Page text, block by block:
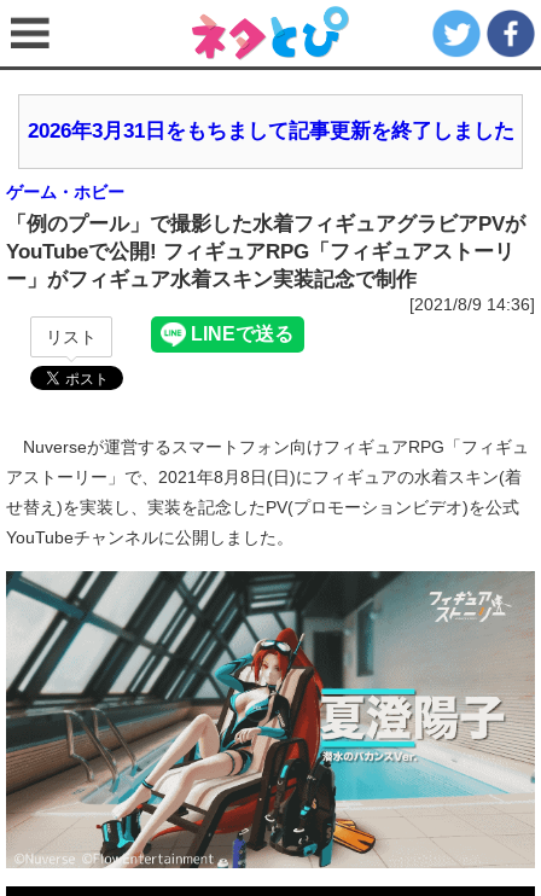
2026年3月31日をもちまして記事更新を終了しました
ゲーム・ホビー
「例のプール」で撮影した水着フィギュアグラビアPVが
YouTubeで公開! フィギュアRPG「フィギュアストーリ
ー」がフィギュア水着スキン実装記念で制作
[2021/8/9 14:36]
リスト
Nuverseが運営するスマートフォン向けフィギュアRPG「フィギュ
アストーリー」で、2021年8月8日(日)にフィギュアの水着スキン(着
せ替え)を実装し、実装を記念したPV(プロモーションビデオ)を公式
YouTubeチャンネルに公開しました。